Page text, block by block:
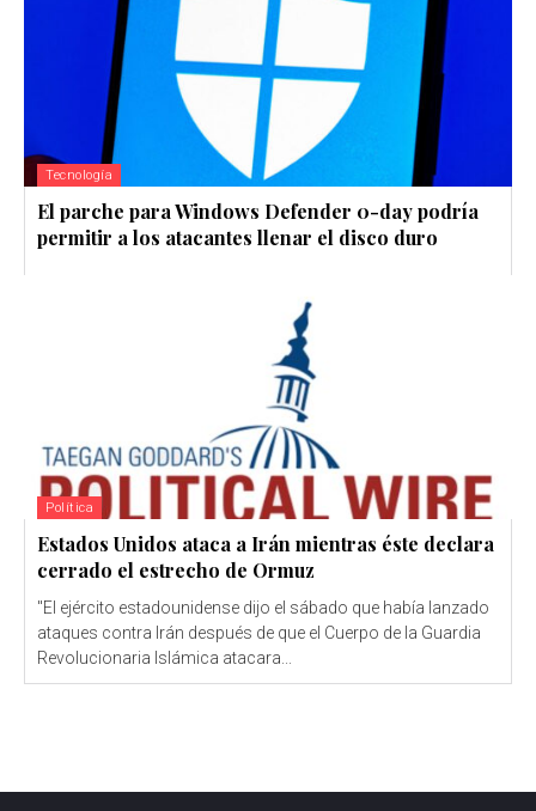
Tecnología
El parche para Windows Defender 0-day podría
permitir a los atacantes llenar el disco duro
Política
Estados Unidos ataca a Irán mientras éste declara
cerrado el estrecho de Ormuz
"El ejército estadounidense dijo el sábado que había lanzado
ataques contra Irán después de que el Cuerpo de la Guardia
Revolucionaria Islámica atacara...